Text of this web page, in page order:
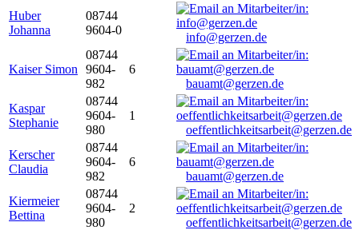
Huber
Johanna
08744
9604-0
info@gerzen.de
Kaiser Simon
08744
9604-
982
6
bauamt@gerzen.de
Kaspar
Stephanie
08744
9604-
980
1
oeffentlichkeitsarbeit@gerzen.de
Kerscher
Claudia
08744
9604-
982
6
bauamt@gerzen.de
Kiermeier
Bettina
08744
9604-
980
2
oeffentlichkeitsarbeit@gerzen.de